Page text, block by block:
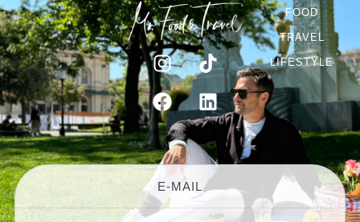
FOOD
TRAVEL
LIFESTYLE